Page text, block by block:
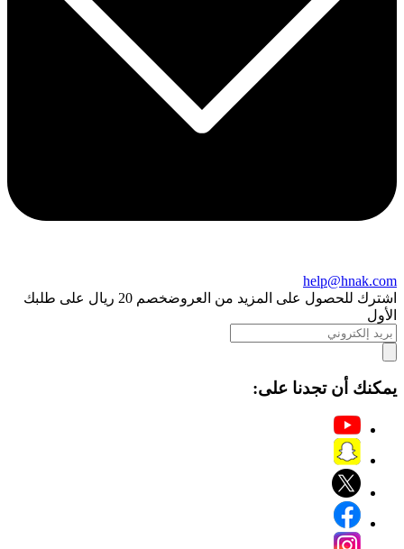
help@hnak.com
اشترك للحصول على المزيد من العروض
خصم 20 ريال على طلبك
الأول
يمكنك أن تجدنا على: